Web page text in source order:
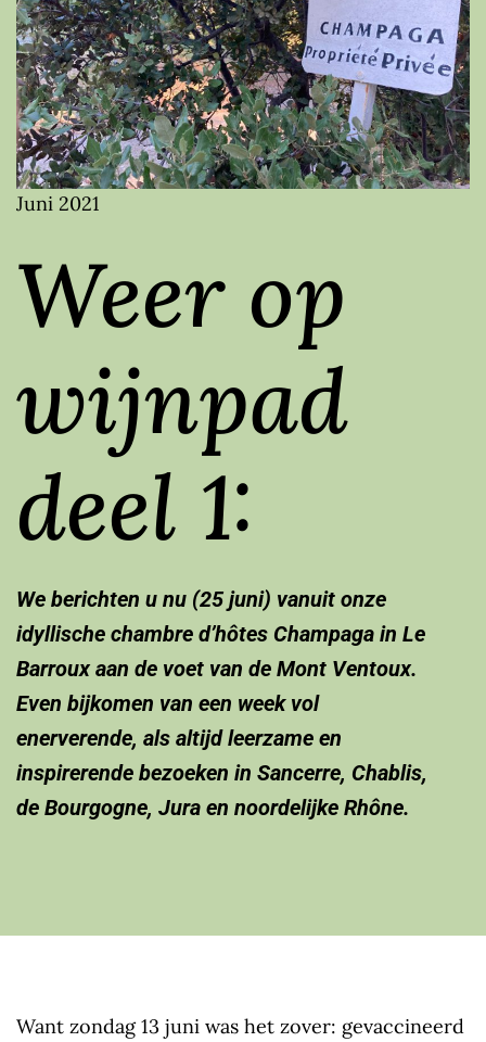
Juni 2021
Weer op
wijnpad
deel 1:
We berichten u nu (25 juni) vanuit onze
idyllische chambre d’hôtes Champaga in Le
Barroux aan de voet van de Mont Ventoux.
Even bijkomen van een week vol
enerverende, als altijd leerzame en
inspirerende bezoeken in Sancerre, Chablis,
de Bourgogne, Jura en noordelijke Rhône.
Want zondag 13 juni was het zover: gevaccineerd